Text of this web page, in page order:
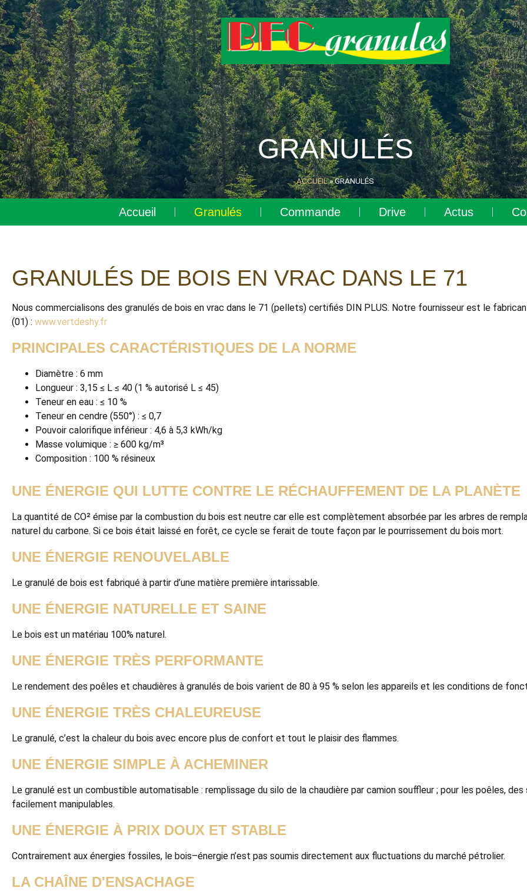
GRANULÉS
ACCUEIL»GRANULÉS
Accueil Granulés Commande Drive Actus
GRANULÉS DE BOIS EN VRAC DANS LE 71
Nous commercialisons des granulés de bois en vrac dans le 71 (pellets) certifiés DIN PLUS. Notre fournisseur est le
(01) : www.vertdeshy.fr
PRINCIPALES CARACTÉRISTIQUES DE LA NORME
Diamètre : 6 mm
Longueur : 3,15 ≤ L ≤ 40 (1 % autorisé L ≤ 45)
Teneur en eau : ≤ 10 %
Teneur en cendre (550°) : ≤ 0,7
Pouvoir calorifique inférieur : 4,6 à 5,3 kWh/kg
Masse volumique : ≥ 600 kg/m³
Composition : 100 % résineux
UNE ÉNERGIE QUI LUTTE CONTRE LE RÉCHAUFFEMENT DE LA PLANÈTE
La quantité de CO² émise par la combustion du bois est neutre car elle est complètement absorbée par les arbres de
naturel du carbone. Si ce bois était laissé en forêt, ce cycle se ferait de toute façon par le pourrissement du bois mort.
UNE ÉNERGIE RENOUVELABLE
Le granulé de bois est fabriqué à partir d’une matière première intarissable.
UNE ÉNERGIE NATURELLE ET SAINE
Le bois est un matériau 100% naturel.
UNE ÉNERGIE TRÈS PERFORMANTE
Le rendement des poêles et chaudières à granulés de bois varient de 80 à 95 % selon les appareils et les conditions de
UNE ÉNERGIE TRÈS CHALEUREUSE
Le granulé, c’est la chaleur du bois avec encore plus de confort et tout le plaisir des flammes.
UNE ÉNERGIE SIMPLE À ACHEMINER
Le granulé est un combustible automatisable : remplissage du silo de la chaudière par camion souffleur ; pour les poêles,
facilement manipulables.
UNE ÉNERGIE À PRIX DOUX ET STABLE
Contrairement aux énergies fossiles, le bois–énergie n’est pas soumis directement aux fluctuations du marché pétrolier.
LA CHAÎNE D'ENSACHAGE